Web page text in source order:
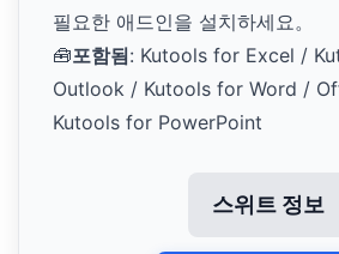
필요한 애드인을 설치하세요。
🧰포함됨: Kutools for Excel /
Outlook / Kutools for Word /
Kutools for PowerPoint
스위트 정보